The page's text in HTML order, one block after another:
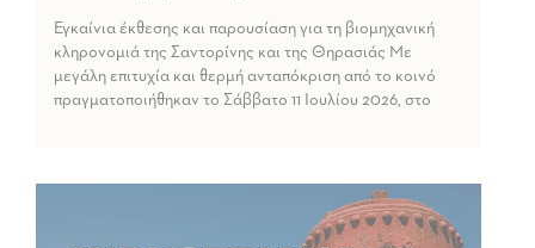
Εγκαίνια έκθεσης και παρουσίαση για τη βιομηχανική
κληρονομιά της Σαντορίνης και της Θηρασιάς Με
μεγάλη επιτυχία και θερμή ανταπόκριση από το κοινό
πραγματοποιήθηκαν το Σάββατο 11 Ιουλίου 2026, στο
Θηρασιάς» καθώς και η παρουσίαση του ομώνυμου